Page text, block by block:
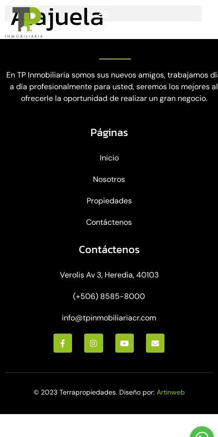
Alajuela
En TP Inmobiliaria somos sus nuevos amigos, trabajamos
a día profesionalmente para usted, seremos los mejores al
ofrecerle la oportunidad de realizar un gran negocio.
Páginas
Inicio
Nosotros
Propiedades
Contáctenos
Contáctenos
Verolis Av 3, Heredia, 40103
(+506) 8585-8000
info@tpinmobiliariacr.com
© 2023 Terrapropiedades. Diseño por: Artinweb